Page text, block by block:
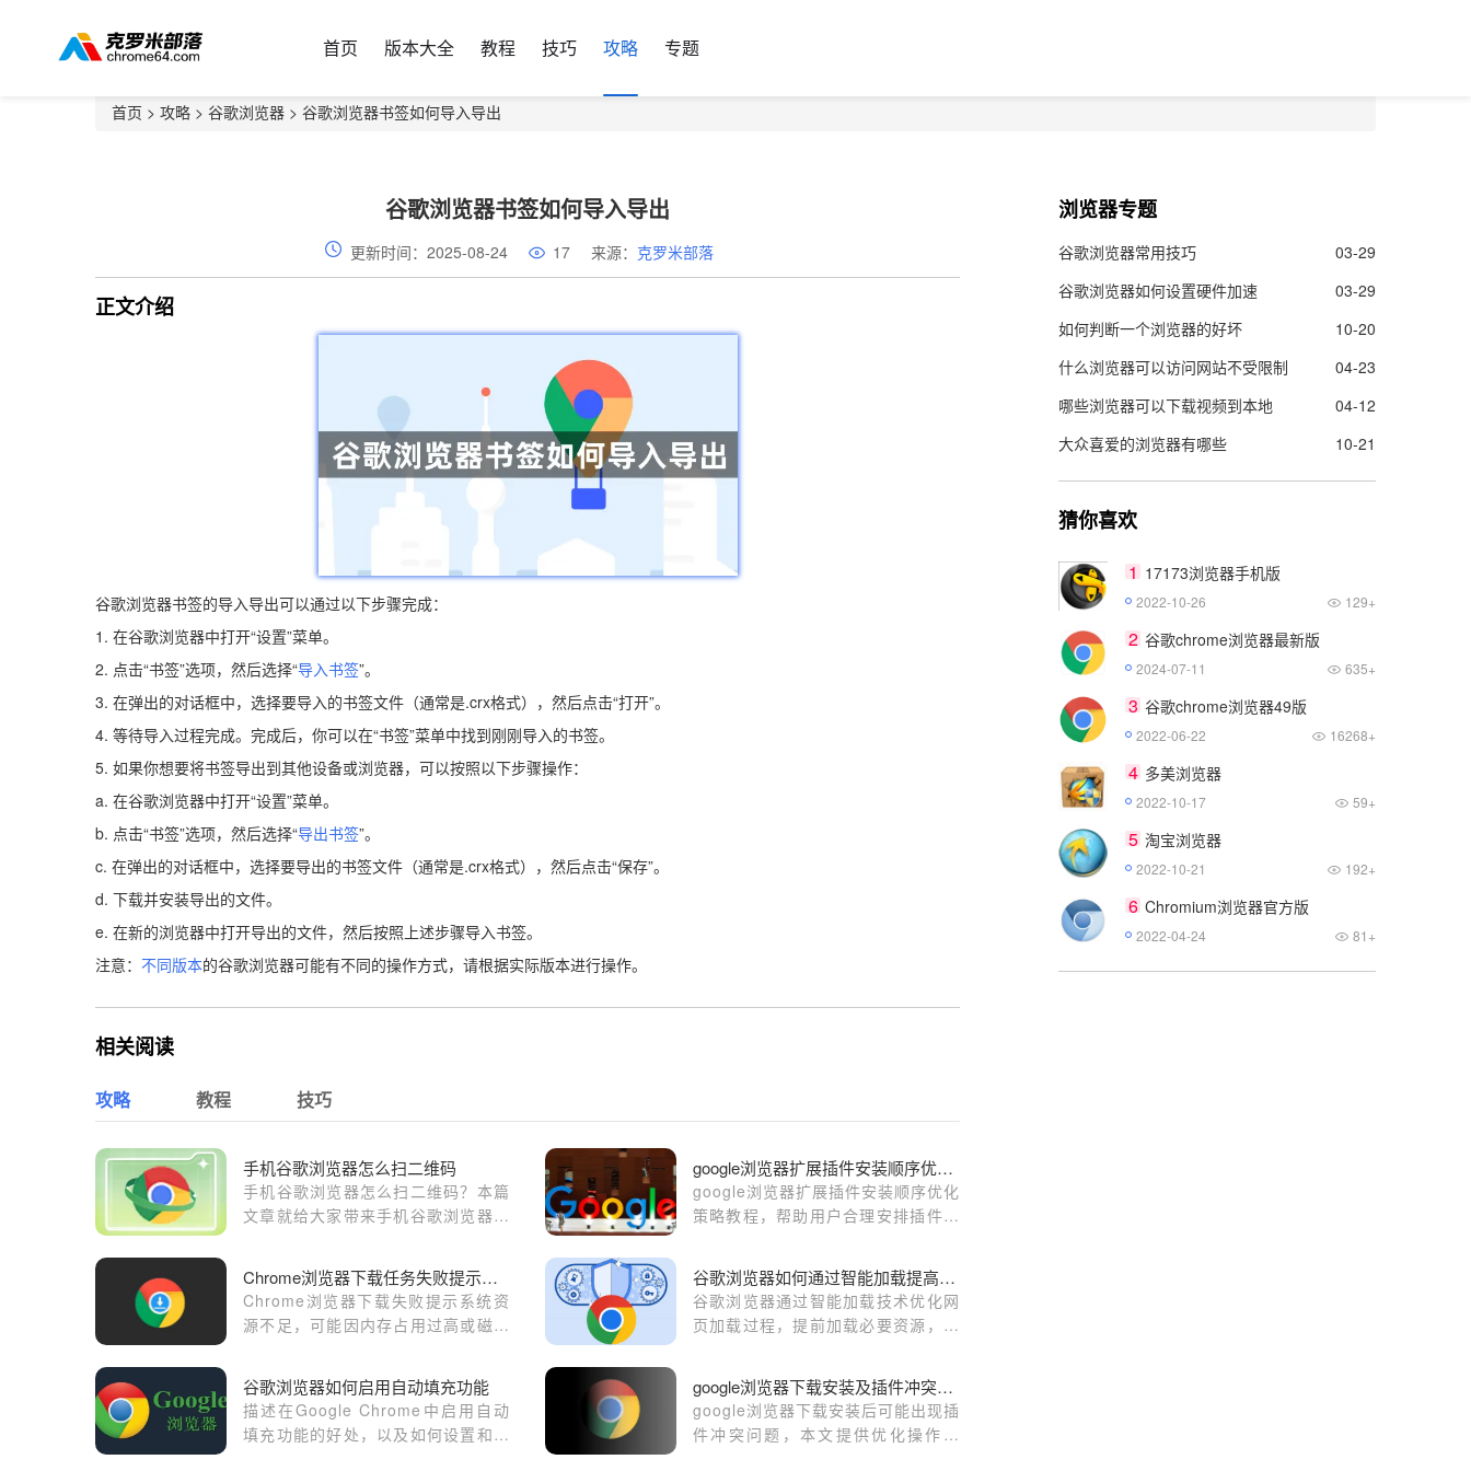
首页 版本大全 教程 技巧 攻略 专题
首页 > 攻略 > 谷歌浏览器 > 谷歌浏览器书签如何导入导出
谷歌浏览器书签如何导入导出
更新时间：2025-08-24 17 来源： 克罗米部落
正文介绍
谷歌浏览器书签的导入导出可以通过以下步骤完成：
1. 在谷歌浏览器中打开“设置”菜单。
2. 点击“书签”选项，然后选择“导入书签”。
3. 在弹出的对话框中，选择要导入的书签文件（通常是.crx格式），然后点击“打开”。
4. 等待导入过程完成。完成后，你可以在“书签”菜单中找到刚刚导入的书签。
5. 如果你想要将书签导出到其他设备或浏览器，可以按照以下步骤操作：
a. 在谷歌浏览器中打开“设置”菜单。
b. 点击“书签”选项，然后选择“导出书签”。
c. 在弹出的对话框中，选择要导出的书签文件（通常是.crx格式），然后点击“保存”。
d. 下载并安装导出的文件。
e. 在新的浏览器中打开导出的文件，然后按照上述步骤导入书签。
注意： 不同版本的谷歌浏览器可能有不同的操作方式，请根据实际版本进行操作。
相关阅读
攻略 教程 技巧
手机谷歌浏览器怎么扫二维码
手机谷歌浏览器怎么扫二维码？本篇
文章就给大家带来手机谷歌浏览器使
google浏览器扩展插件安装顺序优化策略
google浏览器扩展插件安装顺序优化
策略教程，帮助用户合理安排插件加
Chrome浏览器下载任务失败提示系统资源不足
Chrome浏览器下载失败提示系统资
源不足，可能因内存占用过高或磁盘
谷歌浏览器如何通过智能加载提高性能
谷歌浏览器通过智能加载技术优化网
页加载过程，提前加载必要资源，避
谷歌浏览器如何启用自动填充功能
描述在Google Chrome中启用自动
填充功能的好处，以及如何设置和使
google浏览器下载安装及插件冲突优化操作方法
google浏览器下载安装后可能出现插
件冲突问题，本文提供优化操作方
浏览器专题
谷歌浏览器常用技巧
03-29
谷歌浏览器如何设置硬件加速
03-29
如何判断一个浏览器的好坏
10-20
什么浏览器可以访问网站不受限制
04-23
哪些浏览器可以下载视频到本地
04-12
大众喜爱的浏览器有哪些
10-21
猜你喜欢
1 17173浏览器手机版
2022-10-26 129+
2 谷歌chrome浏览器最新版
2024-07-11 635+
3 谷歌chrome浏览器49版
2022-06-22 16268+
4 多美浏览器
2022-10-17 59+
5 淘宝浏览器
2022-10-21 192+
6 Chromium浏览器官方版
2022-04-24 81+